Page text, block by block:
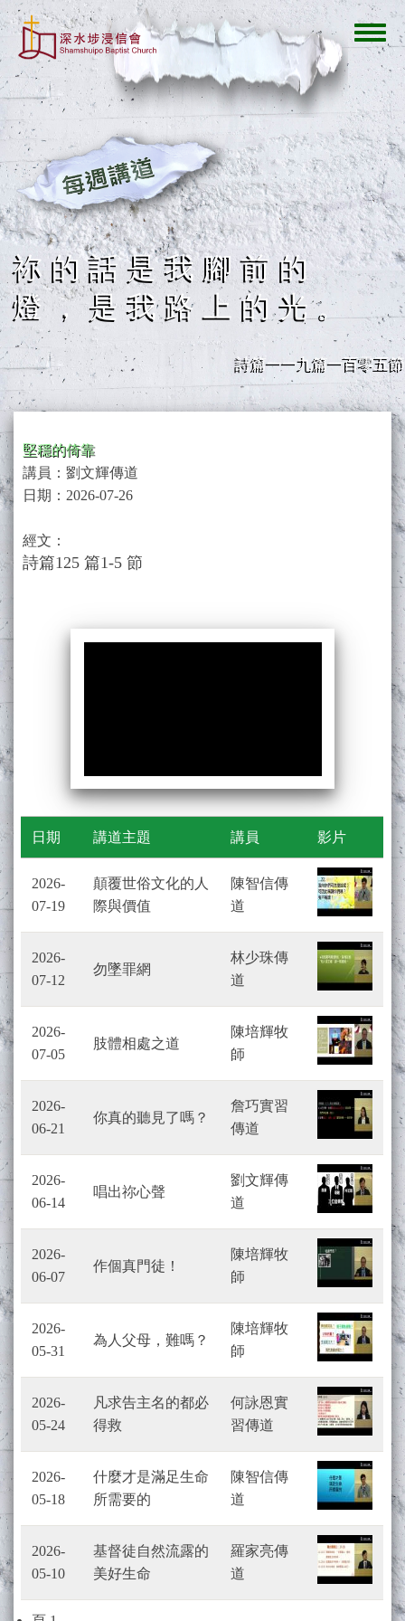
移
至
主
內
容
祢的話是我腳前的
燈，是我路上的光。
詩篇一一九篇一百零五節
堅穩的倚靠
講員：劉文輝傳道
日期： 2026-07-26
經文：
詩篇125 篇1-5 節
日期 講道主題 講員 影片
2026-
07-19
顛覆世俗文化的人
際與價值
陳智信傳
道
2026-
07-12
勿墜罪網
林少珠傳
道
2026-
07-05
肢體相處之道
陳培輝牧
師
2026-
06-21
你真的聽見了嗎？
詹巧實習
傳道
2026-
06-14
唱出祢心聲
劉文輝傳
道
2026-
06-07
作個真門徒！
陳培輝牧
師
2026-
05-31
為人父母，難嗎？
陳培輝牧
師
2026-
05-24
凡求告主名的都必
得救
何詠恩實
習傳道
2026-
05-18
什麼才是滿足生命
所需要的
陳智信傳
道
2026-
05-10
基督徒自然流露的
美好生命
羅家亮傳
道